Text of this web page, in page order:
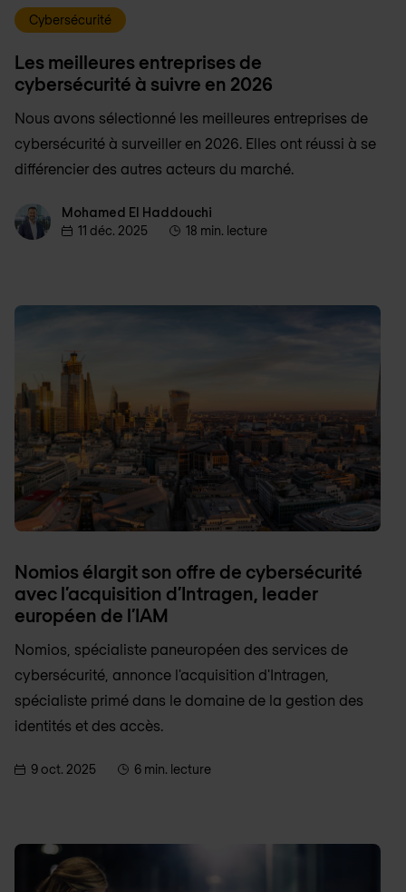
Cybersécurité
Les meilleures entreprises de
cybersécurité à suivre en 2026
Nous avons sélectionné les meilleures entreprises de
cybersécurité à surveiller en 2026. Elles ont réussi à se
différencier des autres acteurs du marché.
Mohamed El Haddouchi
Mohamed El Haddouchi
11 déc. 2025
18 min. lecture
Nomios élargit son offre de cybersécurité
avec l’acquisition d’Intragen, leader
européen de l’IAM
Nomios, spécialiste paneuropéen des services de
cybersécurité, annonce l'acquisition d'Intragen,
spécialiste primé dans le domaine de la gestion des
identités et des accès.
9 oct. 2025 6 min. lecture